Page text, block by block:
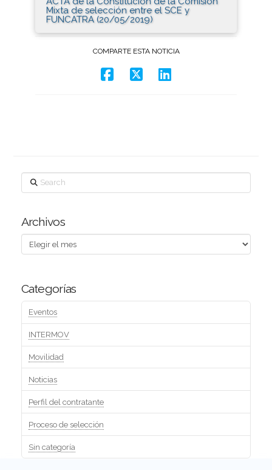
Mixta de selección entre el SCE y
FUNCATRA (20/05/2019)
COMPARTE ESTA NOTICIA
Search
Archivos
Archivos
Categorías
Eventos
INTERMOV
Movilidad
Noticias
Perfil del contratante
Proceso de selección
Sin categoría